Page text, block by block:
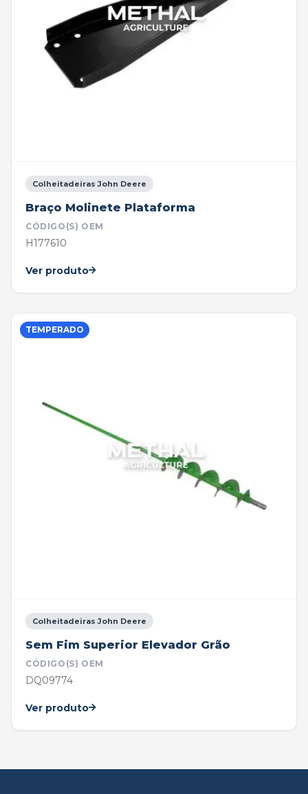
Colheitadeiras John Deere
Braço Molinete Plataforma
CÓDIGO(S) OEM
H177610
Ver produto
TEMPERADO
Colheitadeiras John Deere
Sem Fim Superior Elevador Grão
CÓDIGO(S) OEM
DQ09774
Ver produto